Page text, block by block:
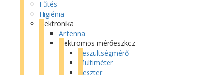
Fűtés
Higiénia
Elektronika
Antenna
Elektromos mérőeszköz
Feszültségmérő
Multiméter
Teszter